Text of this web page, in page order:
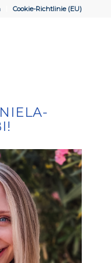
Cookie-Richtlinie (EU)